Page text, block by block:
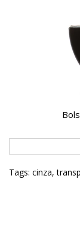
Tags: cinza,